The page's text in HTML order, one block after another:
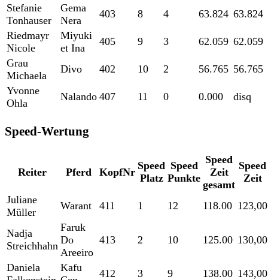
Stefanie
Tonhauser
Gema
Nera
403 8 4 63.824 63.824
Riedmayr
Nicole
Miyuki
et Ina
405 9 3 62.059 62.059
Grau
Michaela
Divo 402 10 2 56.765 56.765
Yvonne
Ohla
Nalando 407 11 0 0.000 disq
Speed-Wertung
Reiter Pferd KopfNr
Speed
Platz
Speed
Punkte
Speed
Zeit
gesamt
Speed
Zeit
Juliane
Müller
Warant 411 1 12 118.00 123,00
Nadja
Streichhahn
Faruk
Do
Areeiro
413 2 10 125.00 130,00
Daniela
Kafu
412 3 9 138.00 143,00